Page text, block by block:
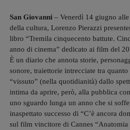
San Giovanni – Venerdì 14 giugno alle
della cultura, Lorenzo Pierazzi
libro “Tremila cinquecento battute.
anno di cinema” dedicato ai film del
È un diario che annota storie,
sonore, traiettorie intrecciate tra
“vissuto” (nella quotidianità) dallo
intima da aprire, però, alla pubblica
uno sguardo lunga un anno che si
inaspettato successo di “C’è ancora
sul film vincitore di Cannes “Anatomia